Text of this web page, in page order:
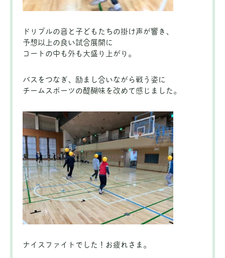
ドリブルの音と子どもたちの掛け声が響き、
予想以上の良い試合展開に
コートの中も外も大盛り上がり。
パスをつなぎ、励まし合いながら戦う姿に
チームスポーツの醍醐味を改めて感じました。
ナイスファイトでした！お疲れさま。